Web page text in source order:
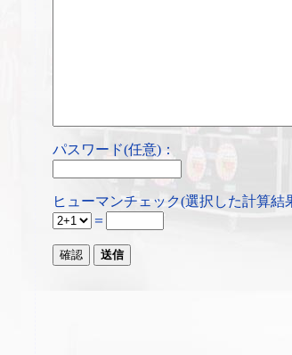
パスワード(任意)：
ヒューマンチェック(選択した計算結
＝